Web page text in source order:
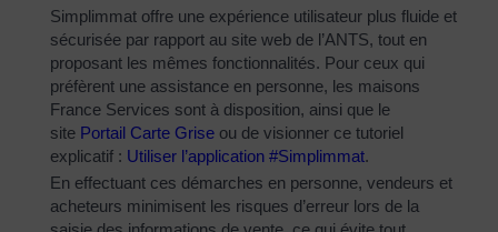
Simplimmat offre une expérience utilisateur plus fluide et
sécurisée par rapport au site web de l’ANTS, tout en
proposant les mêmes fonctionnalités. Pour ceux qui
préfèrent une assistance en personne, les maisons
France Services sont à disposition, ainsi que le
site Portail Carte Grise ou de visionner ce tutoriel
explicatif : Utiliser l’application #Simplimmat.
En effectuant ces démarches en personne, vendeurs et
acheteurs minimisent les risques d’erreur lors de la